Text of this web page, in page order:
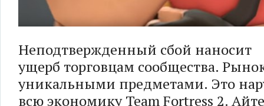
Неподтвержденный сбой наносит
ущерб торговцам сообщества.
уникальными предметами. Это
всю экономику Team Fortress 2.